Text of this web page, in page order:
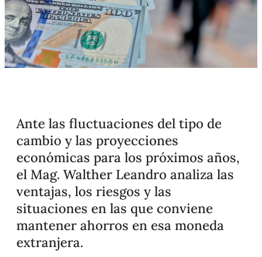
Ante las fluctuaciones del tipo de
cambio y las proyecciones
económicas para los próximos años,
el Mag. Walther Leandro analiza las
ventajas, los riesgos y las
situaciones en las que conviene
mantener ahorros en esa moneda
extranjera.